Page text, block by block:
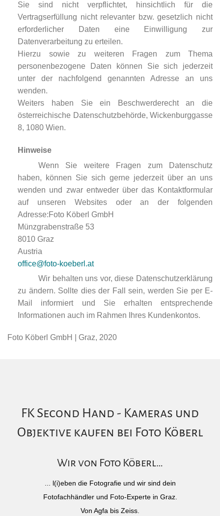
Sie sind nicht verpflichtet, hinsichtlich für die
Vertragserfüllung nicht relevanter bzw. gesetzlich nicht
erforderlicher Daten eine Einwilligung zur
Datenverarbeitung zu erteilen.
Hierzu sowie zu weiteren Fragen zum Thema
personenbezogene Daten können Sie sich jederzeit
unter der nachfolgend genannten Adresse an uns
wenden.
Weiters haben Sie ein Beschwerderecht an die
österreichische Datenschutzbehörde, Wickenburggasse
8, 1080 Wien.
Hinweise
Wenn Sie weitere Fragen zum Datenschutz
haben, können Sie sich gerne jederzeit über an uns
wenden und zwar entweder über das Kontaktformular
auf unseren Websites oder an der folgenden
Adresse:Foto Köberl GmbH
Münzgrabenstraße 53
8010 Graz
Austria
office@foto-koeberl.at
Wir behalten uns vor, diese Datenschutzerklärung
zu ändern. Sollte dies der Fall sein, werden Sie per E-
Mail informiert und Sie erhalten entsprechende
Informationen auch im Rahmen Ihres Kundenkontos.
Foto Köberl GmbH | Graz, 2020
FK Second Hand - Kameras und
Objektive kaufen bei Foto Köberl
Wir von Foto Köberl…
... l(i)eben die Fotografie und wir sind dein
Fotofachhändler und Foto-Experte in Graz.
Von Agfa bis Zeiss.